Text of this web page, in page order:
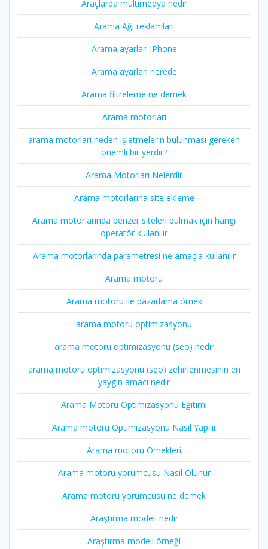
Araçlarda multimedya nedir
Arama Ağı reklamları
Arama ayarları iPhone
Arama ayarları nerede
Arama filtreleme ne demek
Arama motorları
arama motorları neden işletmelerin bulunması gereken
önemli bir yerdir?
Arama Motorları Nelerdir
Arama motorlarına site ekleme
Arama motorlarında benzer siteleri bulmak için hangi
operatör kullanılır
Arama motorlarında parametresi ne amaçla kullanılır
Arama motoru
Arama motoru ile pazarlama örnek
arama motoru optimizasyonu
arama motoru optimizasyonu (seo) nedir
arama motoru optimizasyonu (seo) zehirlenmesinin en
yaygın amacı nedir
Arama Motoru Optimizasyonu Eğitimi
Arama motoru Optimizasyonu Nasıl Yapılır
Arama motoru Örnekleri
Arama motoru yorumcusu Nasıl Olunur
Arama motoru yorumcusu ne demek
Araştırma modeli nedir
Araştırma modeli örneği